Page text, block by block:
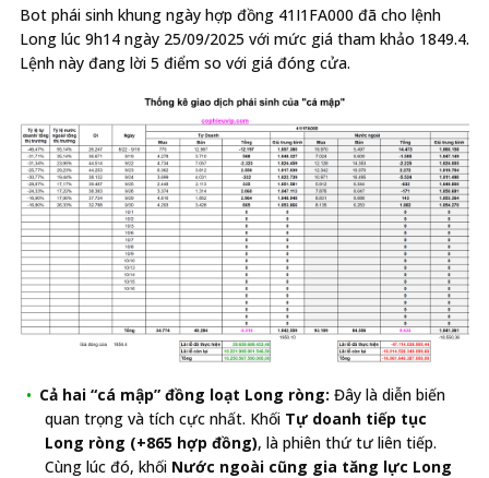
Bot phái sinh khung ngày hợp đồng 41I1FA000 đã cho lệnh
Long lúc 9h14 ngày 25/09/2025 với mức giá tham khảo 1849.4.
Lệnh này đang lời 5 điểm so với giá đóng cửa.
Cả hai “cá mập” đồng loạt Long ròng: Đây là diễn biến
quan trọng và tích cực nhất. Khối Tự doanh tiếp tục
Long ròng (+865 hợp đồng), là phiên thứ tư liên tiếp.
Cùng lúc đó, khối Nước ngoài cũng gia tăng lực Long